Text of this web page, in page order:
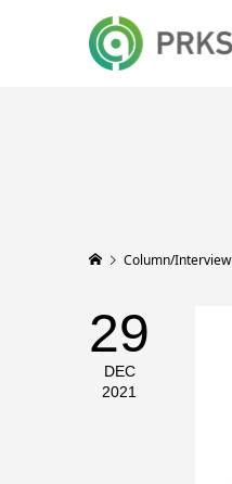
Column/Interview
29
DEC
2021